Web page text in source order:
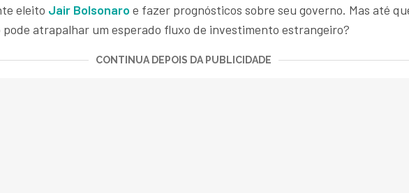
eleito Jair Bolsonaro e fazer prognósticos sobre seu governo. Mas até
pode atrapalhar um esperado fluxo de investimento estrangeiro?
CONTINUA DEPOIS DA PUBLICIDADE